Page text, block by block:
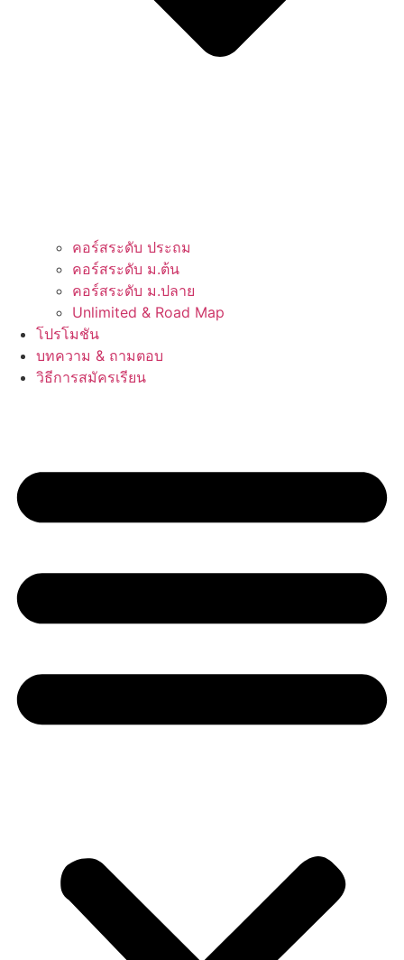
คอร์สระดับ ประถม
คอร์สระดับ ม.ต้น
คอร์สระดับ ม.ปลาย
Unlimited & Road Map
โปรโมชัน
บทความ & ถามตอบ
วิธีการสมัครเรียน